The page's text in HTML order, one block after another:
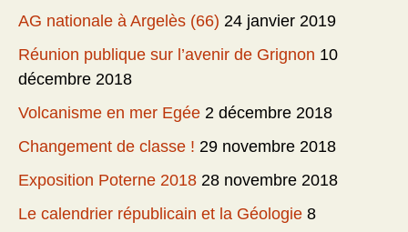
AG nationale à Argelès (66) 24 janvier 2019
Réunion publique sur l’avenir de Grignon 10
décembre 2018
Volcanisme en mer Egée 2 décembre 2018
Changement de classe ! 29 novembre 2018
Exposition Poterne 2018 28 novembre 2018
Le calendrier républicain et la Géologie 8